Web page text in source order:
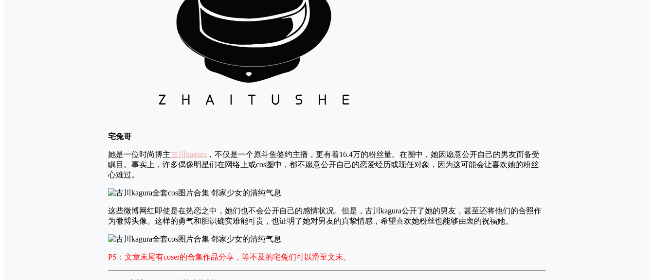
宅兔哥
她是一位时尚博主古川kagura ，不仅是一个原斗鱼签约主播，更有着16.4万的粉丝量。在圈中，她因愿意公开自己的男友而备受
瞩目。事实上，许多偶像明星们在网络上或cos圈中，都不愿意公开自己的恋爱经历或现任对象，因为这可能会让喜欢她的粉丝
心难过。
这些微博网红即使是在热恋之中，她们也不会公开自己的感情状况。但是，古川kagura公开了她的男友，甚至还将他们的合照作
为微博头像。这样的勇气和胆识确实难能可贵，也证明了她对男友的真挚情感，希望喜欢她粉丝也能够由衷的祝福她。
PS：文章末尾有coser的合集作品分享，等不及的宅兔们可以滑至文末。